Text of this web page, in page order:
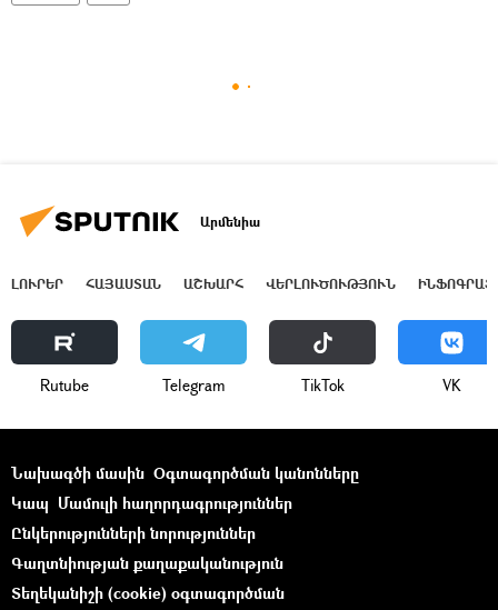
Արմենիա
ԼՈՒՐԵՐ ՀԱՅԱՍՏԱՆ ԱՇԽԱՐՀ ՎԵՐԼՈՒԾՈՒԹՅՈՒՆ
Rutube Telegram ТikТоk VK
Նախագծի մասին Օգտագործման կանոնները
Կապ Մամուլի հաղորդագրություններ
Ընկերությունների նորություններ
Գաղտնիության քաղաքականություն
Տեղեկանիշի (cookie) օգտագործման